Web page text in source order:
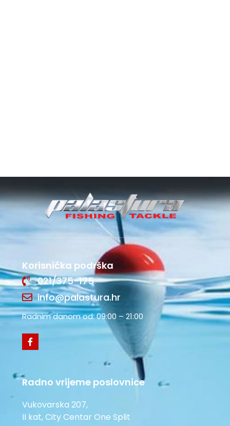
Korisnička podrška
021/375-175
info@palastura.hr
Radnim danom od: 09:00 – 21:00
Radno vrijeme poslovnice
Vukovarska 207,
II kat, City Centar One Split